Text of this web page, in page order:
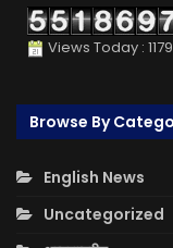
Views Today : 1179
Browse By
English News
Uncategorized